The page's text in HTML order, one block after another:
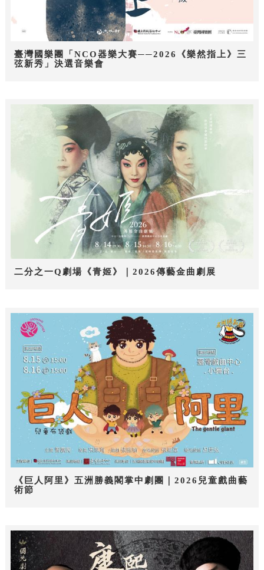
臺灣國樂團「NCO器樂大賽──2026《樂然指上》三
弦新秀」決選音樂會
二分之一Q劇場《青姬》｜2026傳藝金曲劇展
《巨人阿里》五洲勝義閣掌中劇團｜2026兒童戲曲藝
術節